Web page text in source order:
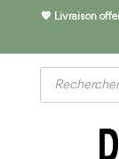
💖 Livraison
Recherche